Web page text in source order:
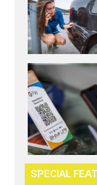
SPECIAL